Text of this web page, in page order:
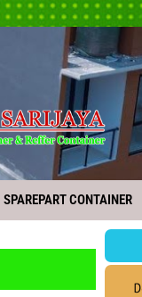
SPAREPART CONTAINER